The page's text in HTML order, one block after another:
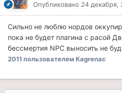
Опубликовано 24 декабря,
Сильно не люблю нордов
пока не будет плагина с расой
бессмертия NPC выносить не
2011 пользователем Kagrenac